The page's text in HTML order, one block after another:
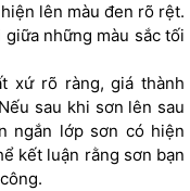
lên màu đen rõ rệt.
những màu sắc tối
xứ rõ ràng, giá thành
sau khi sơn lên sau
ngắn lớp sơn có hiện
kết luận rằng sơn bạn